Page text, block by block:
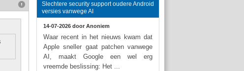
Slechtere security support oudere Android
versies vanwege AI
14-07-2026 door Anoniem
Waar recent in het nieuws kwam dat
Apple sneller gaat patchen vanwege
AI, maakt Google een wel erg
vreemde beslissing: Het ...